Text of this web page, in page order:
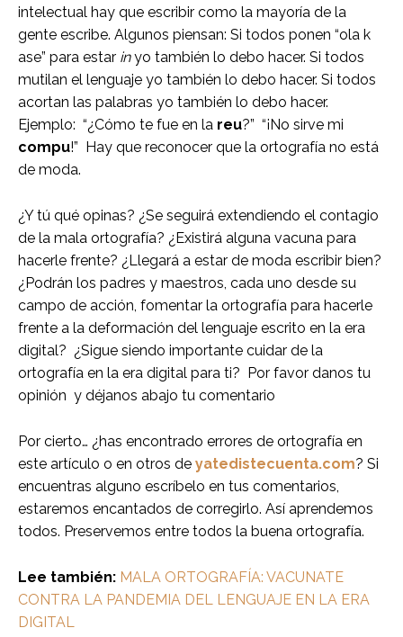
intelectual hay que escribir como la mayoría de la
gente escribe. Algunos piensan: Si todos ponen “ola k
ase” para estar inyo también lo debo hacer. Si todos
mutilan el lenguaje yo también lo debo hacer. Si todos
acortan las palabras yo también lo debo hacer.
Ejemplo: “¿Cómo te fue en la reu?” “¡No sirve mi
compu!” Hay que reconocer que la ortografía no está
de moda.
¿Y tú qué opinas? ¿Se seguirá extendiendo el contagio
de la mala ortografía? ¿Existirá alguna vacuna para
hacerle frente? ¿Llegará a estar de moda escribir bien?
¿Podrán los padres y maestros, cada uno desde su
campo de acción, fomentar la ortografía para hacerle
frente a la deformación del lenguaje escrito en la era
digital? ¿Sigue siendo importante cuidar de la
ortografía en la era digital para ti? Por favor danos tu
opinión y déjanos abajo tu comentario
Por cierto… ¿has encontrado errores de ortografía en
este artículo o en otros de yatedistecuenta.com? Si
encuentras alguno escríbelo en tus comentarios,
estaremos encantados de corregirlo. Así aprendemos
todos. Preservemos entre todos la buena ortografía.
Lee también: MALA ORTOGRAFÍA: VACUNATE
CONTRA LA PANDEMIA DEL LENGUAJE EN LA ERA
DIGITAL